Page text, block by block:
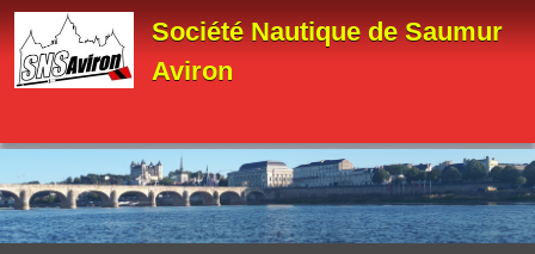
Société Nautique de Saumur
Aviron
Panneau de gestion des cookies